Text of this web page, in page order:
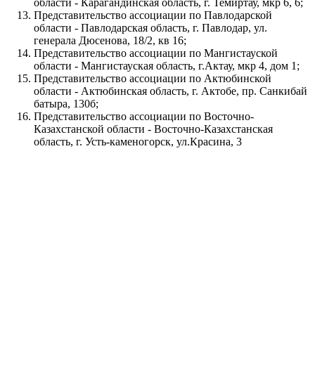
области - Карагандинская область, г. Темиртау, мкр 6, 6;
Представительство ассоциации по Павлодарской
области - Павлодарская область, г. Павлодар, ул.
генерала Дюсенова, 18/2, кв 16;
Представительство ассоциации по Мангистауской
области - Мангистауская область, г.Актау, мкр 4, дом 1;
Представительство ассоциации по Актюбинской
области - Актюбинская область, г. Актобе, пр. Санкибай
батыра, 130б;
Представительство ассоциации по Восточно-
Казахстанской области - Восточно-Казахстанская
область, г. Усть-каменогорск, ул.Красина, 3